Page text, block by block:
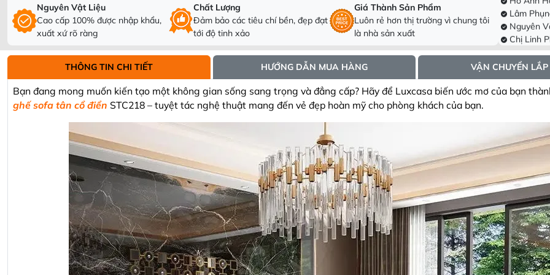
Nguyên Vật Liệu
Cao cấp 100% được nhập khẩu,
xuất xứ rõ ràng
Chất Lượng
Đảm bảo các tiêu chí bền, đẹp đạt
tới độ tinh xảo
Giá Thành Sản Phẩm
Luôn rẻ hơn thị trường vì chung tôi
là nhà sản xuất
, tân phú,
Nguyên
Hưng, tx
Chị Linh
Đông
Trần
Ninh
Anh Hoài
Phạm
Thành, ấp
Dương
Đông, Hà Nội
Chị Hà
Hòa Thành,
Lê Thị
Ấp Bình
Lâm
, tân phú,
Nguyên
Hưng, tx
Chị Linh
Ninh
Anh Hoài
hcm
Phạm Thị
Thành, ấp
THÔNG TIN CHI TIẾT HƯỚNG DẪN MUA HÀNG VẬN CHUYỂN
Bạn đang mong muốn kiến tạo một không gian sống sang trọng và đẳng cấp? Hãy để Luxcasa biến ước mơ của bạn
ghế sofa tân cổ điển STC218 – tuyệt tác nghệ thuật mang đến vẻ đẹp hoàn mỹ cho phòng khách của bạn.